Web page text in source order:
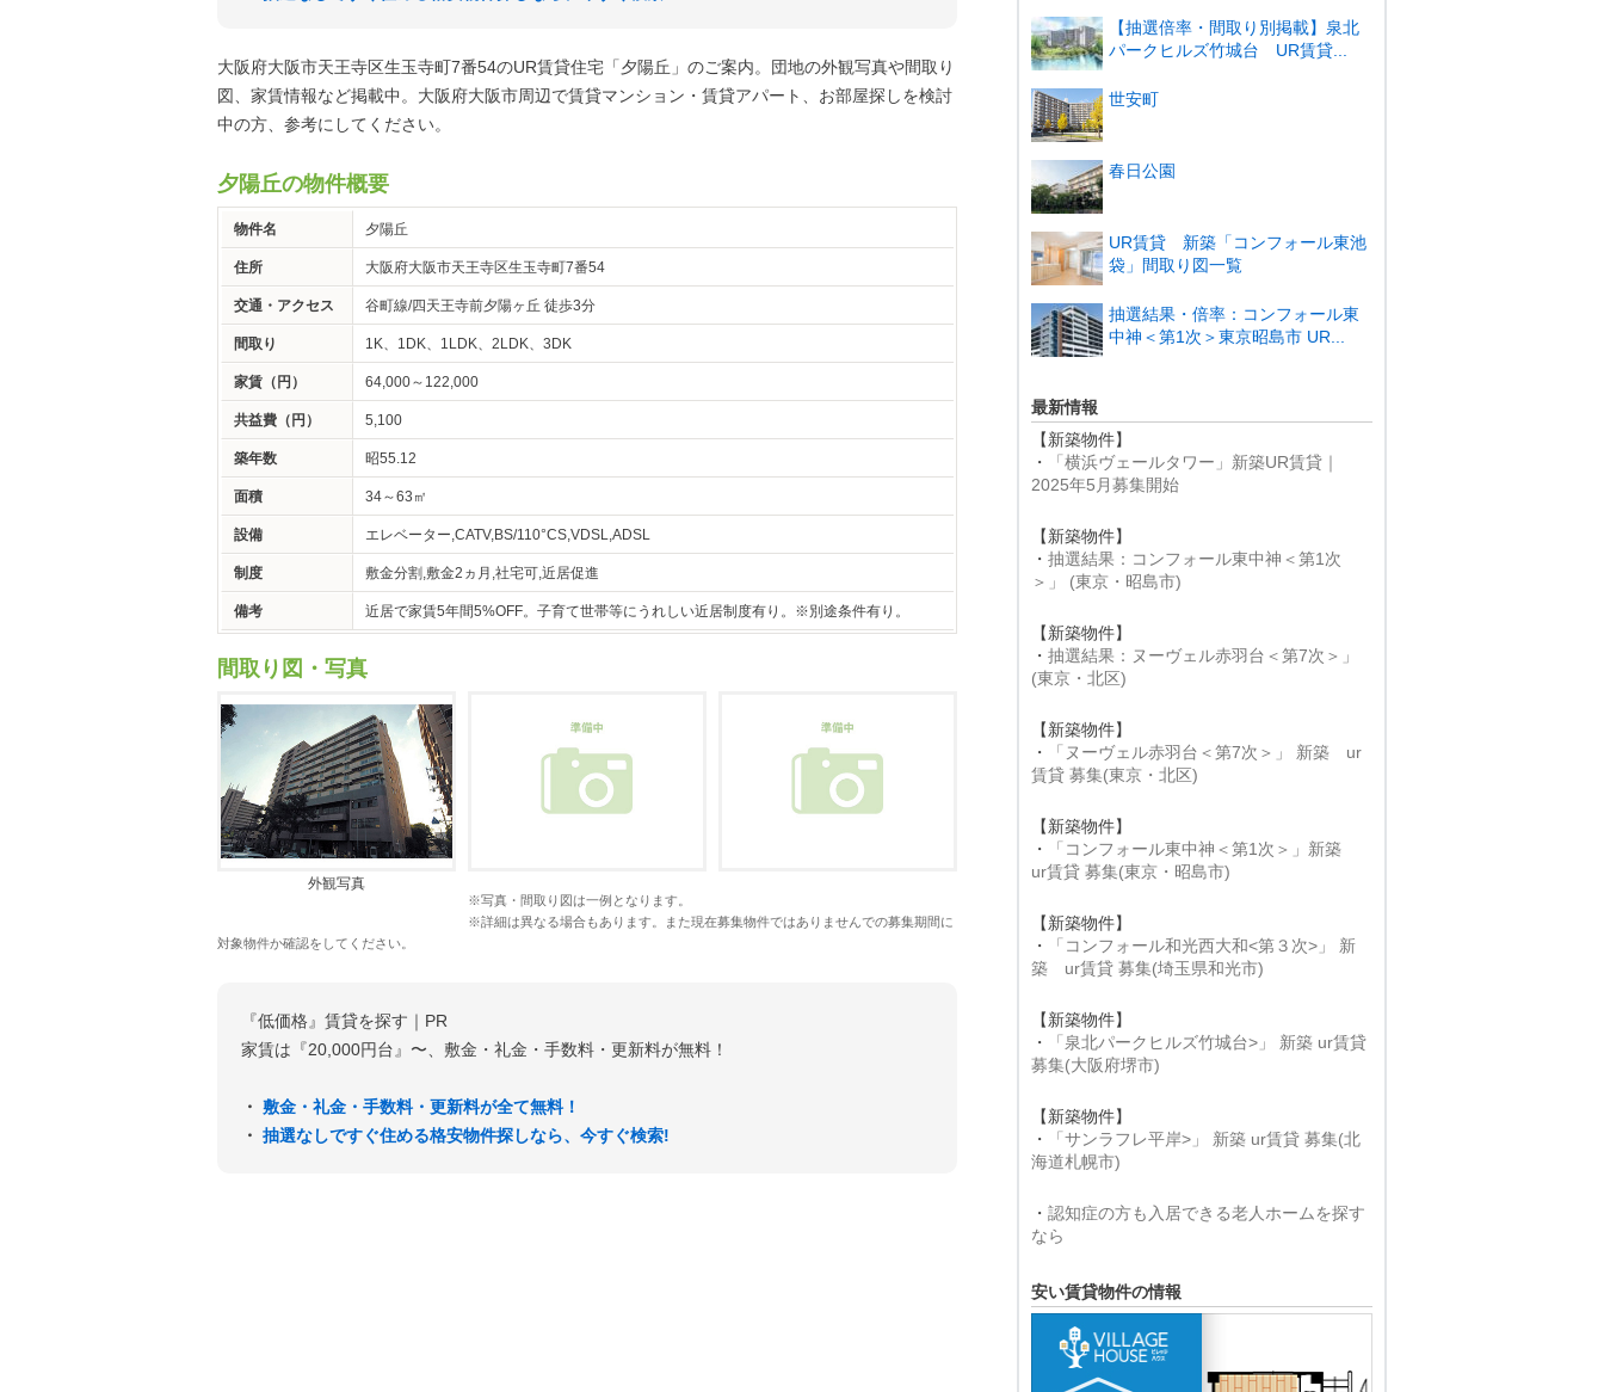
大阪府大阪市天王寺区生玉寺町7番54のUR賃貸住宅「夕陽丘」のご案内。団地の外観写真や間取り
図、家賃情報など掲載中。大阪府大阪市周辺で賃貸マンション・賃貸アパート、お部屋探しを検討
中の方、参考にしてください。
夕陽丘の物件概要
物件名 夕陽丘
住所 大阪府大阪市天王寺区生玉寺町7番54
交通・アクセス 谷町線/四天王寺前夕陽ヶ丘 徒歩3分
間取り 1K、1DK、1LDK、2LDK、3DK
家賃（円） 64,000～122,000
共益費（円） 5,100
築年数 昭55.12
面積 34～63㎡
設備 エレベーター,CATV,BS/110°CS,VDSL,ADSL
制度 敷金分割,敷金2ヵ月,社宅可,近居促進
備考 近居で家賃5年間5%OFF。子育て世帯等にうれしい近居制度有り。※別途条件有り。
間取り図・写真
外観写真
※写真・間取り図は一例となります。
※詳細は異なる場合もあります。また現在募集物件ではありませんでの募集期間に
対象物件か確認をしてください。
『低価格』賃貸を探す｜PR
家賃は『20,000円台』〜、敷金・礼金・手数料・更新料が無料！
・ 敷金・礼金・手数料・更新料が全て無料！
・ 抽選なしですぐ住める格安物件探しなら、今すぐ検索!
【抽選倍率・間取り別掲載】泉北
パークヒルズ竹城台 UR賃貸...
世安町
春日公園
UR賃貸 新築「コンフォール東池
袋」間取り図一覧
抽選結果・倍率：コンフォール東
中神＜第1次＞東京昭島市 UR...
最新情報
【新築物件】
・
「横浜ヴェールタワー」新築UR賃貸｜
2025年5月募集開始
【新築物件】
・ 抽選結果：コンフォール東中神＜第1次
＞」 (東京・昭島市)
【新築物件】
・ 抽選結果：ヌーヴェル赤羽台＜第7次＞」
(東京・北区)
【新築物件】
・
「ヌーヴェル赤羽台＜第7次＞」 新築 ur
賃貸 募集(東京・北区)
【新築物件】
・
「コンフォール東中神＜第1次＞」新築
ur賃貸 募集(東京・昭島市)
【新築物件】
・
「コンフォール和光西大和<第３次>」 新
築 ur賃貸 募集(埼玉県和光市)
【新築物件】
・
「泉北パークヒルズ竹城台>」 新築 ur賃貸
募集(大阪府堺市)
【新築物件】
・
「サンラフレ平岸>」 新築 ur賃貸 募集(北
海道札幌市)
・ 認知症の方も入居できる老人ホームを探す
なら
安い賃貸物件の情報